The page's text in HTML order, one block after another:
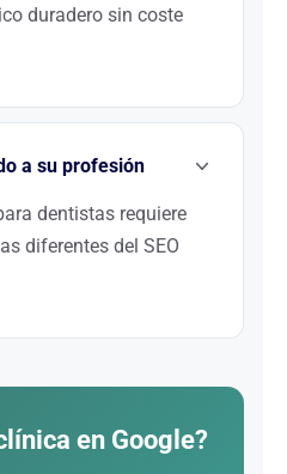
duradero sin coste
resulta costoso para
le permite beneficiarse
perduran mucho más
a su profesión
dentistas requiere
diferentes del SEO
las estadísticas clave del
no a cualquier visitante.
en Google?